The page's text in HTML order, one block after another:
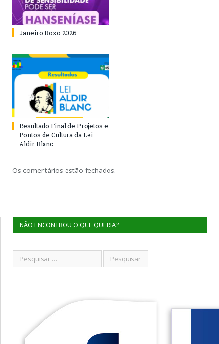
Janeiro Roxo 2026
Resultado Final de Projetos e
Pontos de Cultura da Lei
Aldir Blanc
Os comentários estão fechados.
NÃO ENCONTROU O QUE QUERIA?